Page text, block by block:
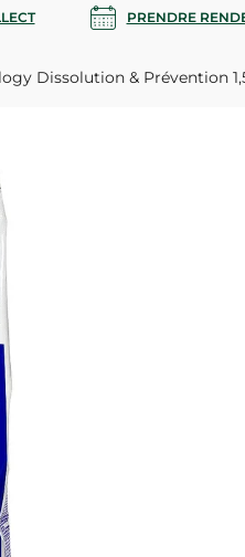
PRENDRE
Dissolution & Prévention